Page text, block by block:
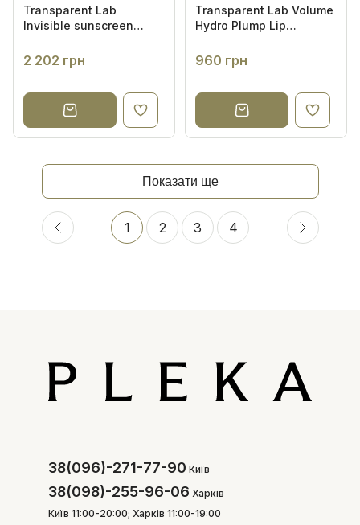
Transparent Lab
Invisible sunscreen
Невидимий
сонцезахисний крем
2 202 грн
Transparent Lab Volume
Hydro Plump Lip
для губ з ефектом
збільшення
960 грн
Показати ще
1 2 3 4
38(096)-271-77-90 Київ
38(098)-255-96-06 Харків
Київ 11:00-20:00; Харків 11:00-19:00